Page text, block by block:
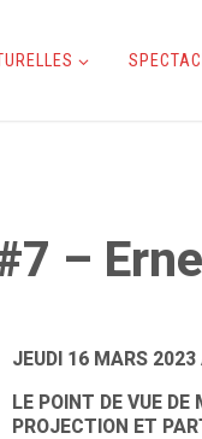
–
JEUDI 16 MARS
LE POINT DE VUE DE
PROJECTION ET